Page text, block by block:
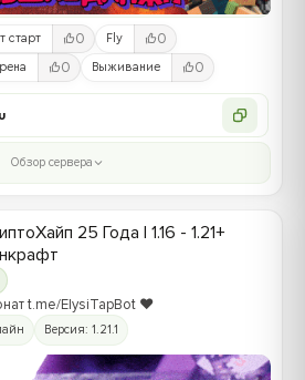
старт 0 Fly 0
0 Выживание 0
Обзор сервера
25 Года | 1.16 - 1.21+
t.me/ElysiTapBot ❤️
Версия: 1.21.1